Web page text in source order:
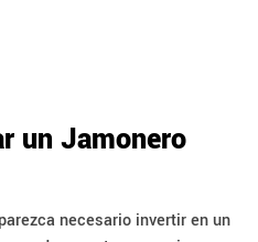
un Jamonero
necesario invertir en un